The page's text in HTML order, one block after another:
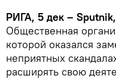
РИГА, 5 дек –
Общественная
которой оказался
неприятных
расширять свою